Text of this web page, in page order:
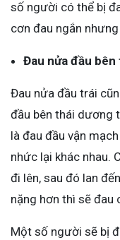
số người có thể bị
cơn đau ngắn
Đau nửa đầu bên
Đau nửa đầu trái
đầu bên thái dương
là đau đầu vận
nhức lại khác nhau.
đi lên, sau đó lan
nặng hơn thì sẽ đau
Một số người sẽ bị